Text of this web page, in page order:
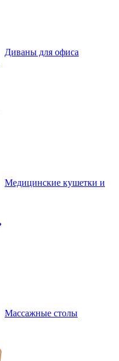
Диваны для офиса
Медицинские кушетки и
Массажные столы